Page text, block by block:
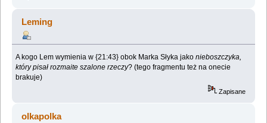
Leming
A kogo Lem wymienia w {21:43} obok Marka Słyka jakonieboszczyka,
który pisał rozmaite szalone rzeczy? (tego fragmentu też na onecie
brakuje)
Zapisane
olkapolka